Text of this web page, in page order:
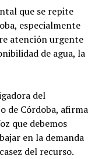
que se repite
especialmente
atención urgente
de agua, la
del
de Córdoba, afirma
que debemos
en la demanda
del recurso.